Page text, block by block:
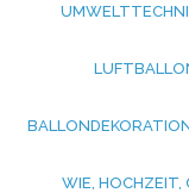
WIE, HOCHZEIT,